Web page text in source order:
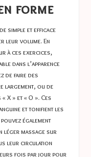
forme
simple et efficace
leur volume. En
à ces exercices,
dans l’apparence
de faire des
largement, ou de
X » et « O ». Ces
et tonifient les
également
massage sur
leur circulation
fois par jour pour